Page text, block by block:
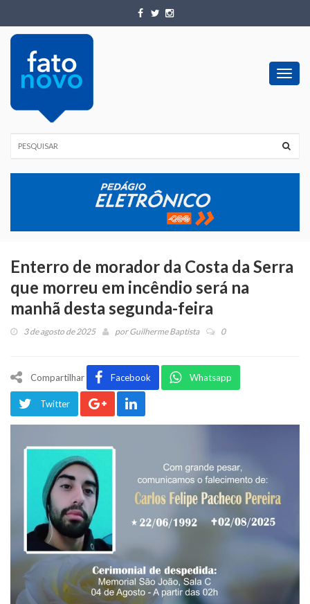
Enterro de morador da Costa da Serra
que morreu em incêndio será na
manhã desta segunda-feira
3 de agosto de 2025 porGuilherme Baptista 0
Compartilhar Facebook Whatsapp
Twitter